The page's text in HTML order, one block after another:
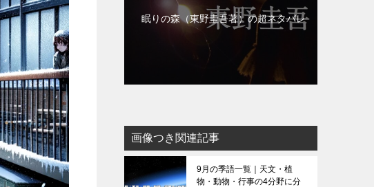
眠りの森（東野圭吾著）の超ネタバレ
画像つき関連記事
9月の季語一覧｜天文・植
物・動物・行事の4分野に分